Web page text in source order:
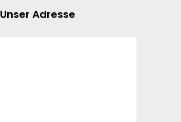
Unser Adresse